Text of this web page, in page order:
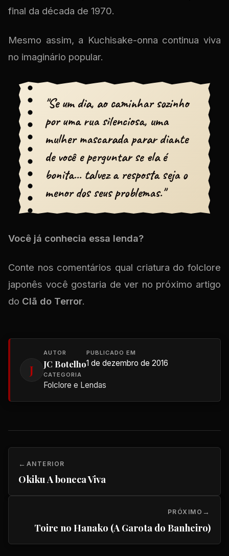
final da década de 1970.
Mesmo assim, a Kuchisake-onna continua viva
no imaginário popular.
"Se um dia, ao caminhar sozinho
por uma rua silenciosa, uma
mulher mascarada parar diante
de você e perguntar se ela é
bonita... talvez a resposta seja o
menor dos seus problemas."
Você já conhecia essa lenda?
Conte nos comentários qual criatura do folclore
japonês você gostaria de ver no próximo artigo
do Clã do Terror.
J
AUTOR
JC Botelho
PUBLICADO EM
1 de dezembro de 2016
CATEGORIA
Folclore e Lendas
ANTERIOR
Okiku A boneca Viva
PRÓXIMO
Toire no Hanako (A Garota do Banheiro)